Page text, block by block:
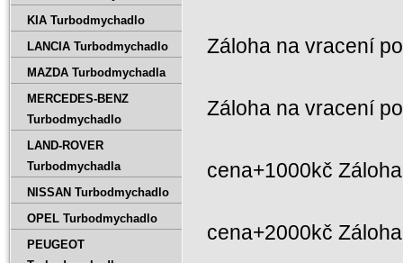
Záloha na vracení
Záloha na vracení
cena+1000kč
cena+2000kč
KIA Turbodmychadlo
LANCIA Turbodmychadlo
MAZDA Turbodmychadla
MERCEDES-BENZ
Turbodmychadlo
LAND-ROVER
Turbodmychadla
NISSAN Turbodmychadlo
OPEL Turbodmychadlo
PEUGEOT